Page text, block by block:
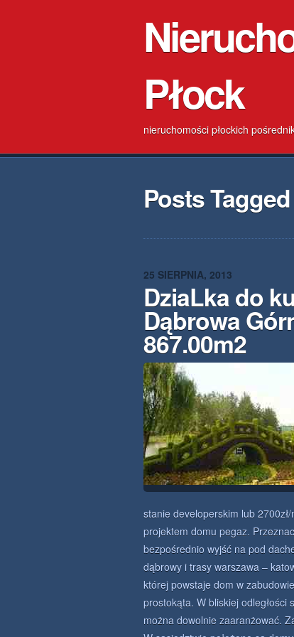
Płock
nieruchomości płockich
Posts
25 SIERPNIA, 2013
DziaLka do
Dąbrowa
867.00m2
stanie developerskim lub
projektem domu pegaz.
bezpośrednio wyjść na pod
dąbrowy i trasy warszawa –
której powstaje dom w
prostokąta. W bliskiej
można dowolnie zaaranżować.